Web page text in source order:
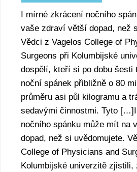
I mírné zkrácení nočního
vaše zdraví větší dopad, než
Vědci z Vagelos College of
Surgeons při Kolumbijské
dospělí, kteří si po dobu šesti
noční spánek přibližně o 80
průměru asi půl kilogramu a
sedavými činnostmi. Tyto
nočního spánku může mít na
dopad, než si uvědomujete.
College of Physicians and
Kolumbijské univerzitě